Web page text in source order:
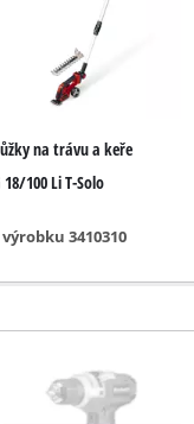
na trávu a keře
18/100 Li T-Solo
3410310